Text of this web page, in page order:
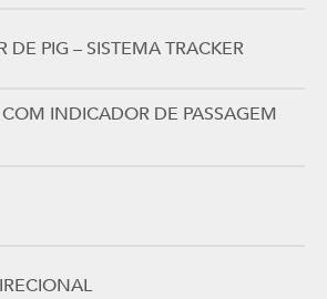
DE PIG – SISTEMA TRACKER
COM INDICADOR DE PASSAGEM